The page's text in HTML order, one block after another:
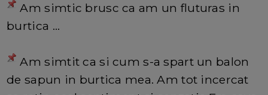
Am simtic brusc ca am un fluturas in
burtica ...
Am simtit ca si cum s-a spart un balon
de sapun in burtica mea. Am tot incercat